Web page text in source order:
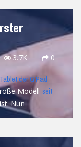
3.7K 0
der G Pad
Modell seit
Nun